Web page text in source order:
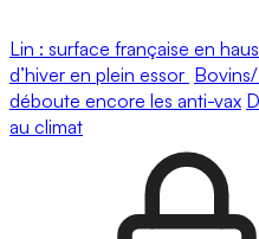
Lin : surface française en
d’hiver en plein essor
déboute encore les anti-vax
au climat